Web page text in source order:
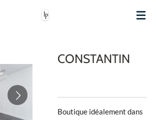
CONSTANTIN
Boutique idéalement dans